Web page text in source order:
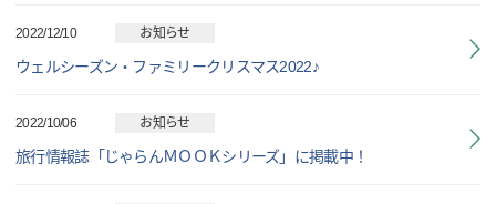
2022/12/10 お知らせ
ウェルシーズン・ファミリークリスマス2022♪
2022/10/06 お知らせ
旅行情報誌「じゃらんＭＯＯＫシリーズ」に掲載中！